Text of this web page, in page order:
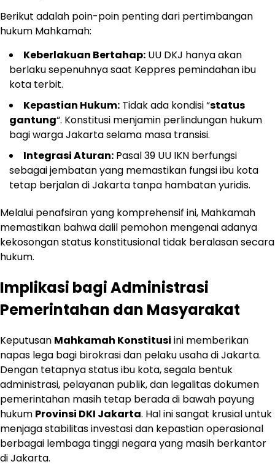
Berikut adalah poin-poin penting dari pertimbangan
hukum Mahkamah:
Keberlakuan Bertahap: UU DKJ hanya akan
berlaku sepenuhnya saat Keppres pemindahan ibu
kota terbit.
Kepastian Hukum: Tidak ada kondisi “status
gantung“. Konstitusi menjamin perlindungan hukum
bagi warga Jakarta selama masa transisi.
Integrasi Aturan: Pasal 39 UU IKN berfungsi
sebagai jembatan yang memastikan fungsi ibu kota
tetap berjalan di Jakarta tanpa hambatan yuridis.
Melalui penafsiran yang komprehensif ini, Mahkamah
memastikan bahwa dalil pemohon mengenai adanya
kekosongan status konstitusional tidak beralasan secara
hukum.
Implikasi bagi Administrasi
Pemerintahan dan Masyarakat
Keputusan Mahkamah Konstitusi ini memberikan
napas lega bagi birokrasi dan pelaku usaha di Jakarta.
Dengan tetapnya status ibu kota, segala bentuk
administrasi, pelayanan publik, dan legalitas dokumen
pemerintahan masih tetap berada di bawah payung
hukum Provinsi DKI Jakarta. Hal ini sangat krusial untuk
menjaga stabilitas investasi dan kepastian operasional
berbagai lembaga tinggi negara yang masih berkantor
di Jakarta.